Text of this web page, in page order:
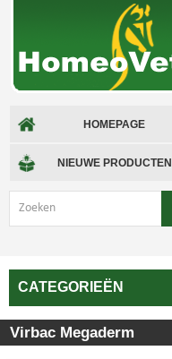
HOMEPAGE
NIEUWE PRODUCTEN
CATEGORIEËN
Virbac Megaderm